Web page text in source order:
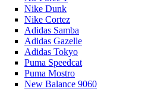
Nike Dunk
Nike Cortez
Adidas Samba
Adidas Gazelle
Adidas Tokyo
Puma Speedcat
Puma Mostro
New Balance 9060